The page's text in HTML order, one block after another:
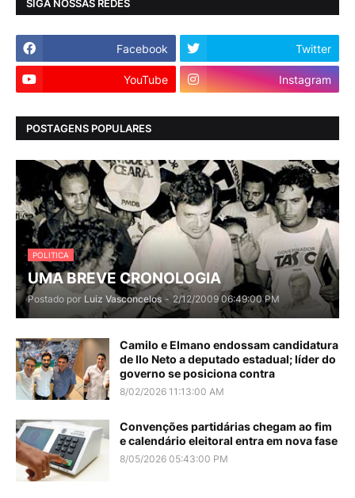
SIGA NOSSAS REDES
Facebook Twitter
YouTube Instagram
POSTAGENS POPULARES
POLITICA
UMA BREVE CRONOLOGIA
Postado por Luiz Vasconcelos - 2/12/2009 06:49:00 PM
Camilo e Elmano endossam candidatura
de Ilo Neto a deputado estadual; líder do
governo se posiciona contra
8/02/2026 11:13:00 AM
Convenções partidárias chegam ao fim
e calendário eleitoral entra em nova fase
8/05/2026 05:43:00 PM